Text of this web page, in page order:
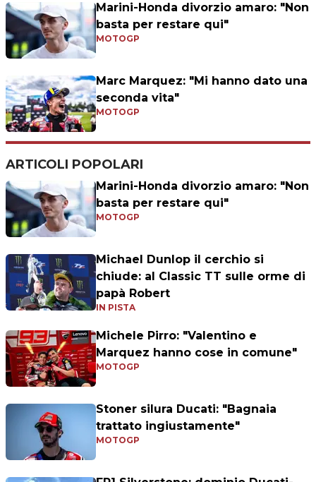
Marini-Honda divorzio amaro: "Non
basta per restare qui"
MOTOGP
Marc Marquez: "Mi hanno dato una
seconda vita"
MOTOGP
ARTICOLI POPOLARI
Marini-Honda divorzio amaro: "Non
basta per restare qui"
MOTOGP
Michael Dunlop il cerchio si
chiude: al Classic TT sulle orme di
papà Robert
IN PISTA
Michele Pirro: "Valentino e
Marquez hanno cose in comune"
MOTOGP
Stoner silura Ducati: "Bagnaia
trattato ingiustamente"
MOTOGP